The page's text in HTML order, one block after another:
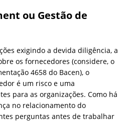
ou Gestão de
exigindo a devida diligência, a
os fornecedores (considere, o
4658 do Bacen), o
é um risco e uma
para as organizações. Como há
no relacionamento do
perguntas antes de trabalhar